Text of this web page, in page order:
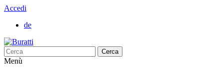
Accedi
de
Cerca
Menù